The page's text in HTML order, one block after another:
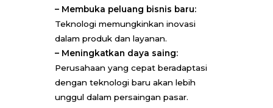
– Membuka peluang bisnis baru:
Teknologi memungkinkan inovasi
dalam produk dan layanan.
– Meningkatkan daya saing:
Perusahaan yang cepat beradaptasi
dengan teknologi baru akan lebih
unggul dalam persaingan pasar.